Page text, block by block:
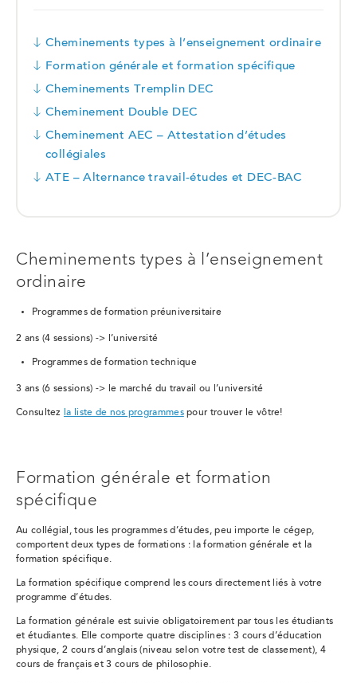
Cheminements types à l’enseignement ordinaire
Formation générale et formation spécifique
Cheminements Tremplin DEC
Cheminement Double DEC
Cheminement AEC – Attestation d’études
collégiales
ATE – Alternance travail-études et DEC-BAC
Cheminements types à l’enseignement
ordinaire
Programmes de formation préuniversitaire
2 ans (4 sessions) -> l’université
Programmes de formation technique
3 ans (6 sessions) -> le marché du travail ou l’université
Consultez la liste de nos programmespour trouver le vôtre!
Formation générale et formation
spécifique
Au collégial, tous les programmes d’études, peu importe le cégep,
comportent deux types de formations : la formation générale et la
formation spécifique.
La formation spécifique comprend les cours directement liés à votre
programme d’études.
La formation générale est suivie obligatoirement par tous les étudiants
et étudiantes. Elle comporte quatre disciplines : 3 cours d’éducation
physique, 2 cours d’anglais (niveau selon votre test de classement), 4
cours de français et 3 cours de philosophie.